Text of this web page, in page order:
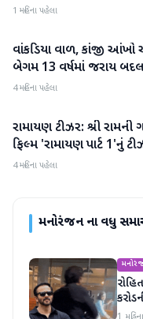
1 મહિના પહેલા
મનોરંજન
વાંકડિયા વાળ, કાંજી
બેગમ 13 વર્ષમાં જરાય
4 મહિના પહેલા
મનોરંજન
રામાયણ ટીઝર: શ્રી
ફિલ્મ 'રામાયણ પાર્ટ 1'નું
4 મહિના પહેલા
મનોરંજનના વધુ